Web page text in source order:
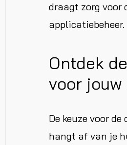
draagt zorg voor
applicatiebeheer.
Ontdek
voor
De keuze voor
hangt af van je